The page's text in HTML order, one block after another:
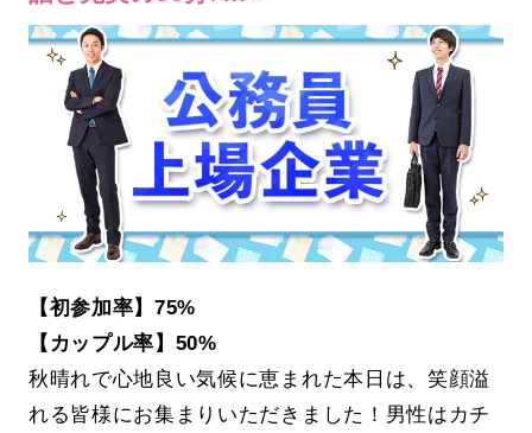
【初参加率】75%
【カップル率】50%
秋晴れで心地良い気候に恵まれた本日は、笑顔溢
れる皆様にお集まりいただきました！男性はカチ